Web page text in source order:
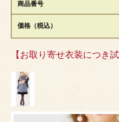
アクセス
サイズのはかり方
商品番号
価格（税込）
【お取り寄せ衣装につき